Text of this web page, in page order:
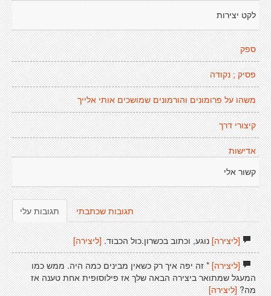
לקט יצירות
ספק
פסיק ; נקודה
משהו על פרומונים והורמונים שמושכים אותי אלייך
קיצורי דרך
אדישות
קשור אלי
תגובות עלי תגובות שכתבתי
[ליצירה]נוגע, וכתוב בכשרון.כול הכבוד. [ליצירה]
[ליצירה]* זה יפה איך רק כשאין מבינים כמה היה. ממש כמו
המעגל שמתואר ביצירה הבאה שלך אז פילוסופית אחת טענה אז
מה?[ליצירה]